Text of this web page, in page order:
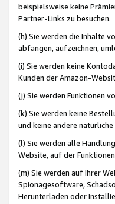
beispielsweise keine
Partner-Links zu besuchen.
(h) Sie werden die Inhalte
abfangen, aufzeichnen,
(i) Sie werden keine
Kunden der Amazon-
(j) Sie werden Funktionen
(k) Sie werden keine
und keine andere
(l) Sie werden alle
Website, auf der
(m) Sie werden auf Ihrer
Spionagesoftware,
Herunterladen oder